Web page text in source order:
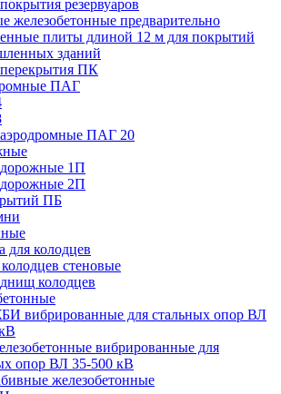
резервуаров
железобетонные предварительно
плиты длиной 12 м для покрытий
зданий
ПК
ПАГ
ПАГ 20
1П
2П
ПБ
колодцев
стеновые
колодцев
вибрированные для стальных опор ВЛ
вибрированные для
опор ВЛ 35-500 кВ
железобетонные